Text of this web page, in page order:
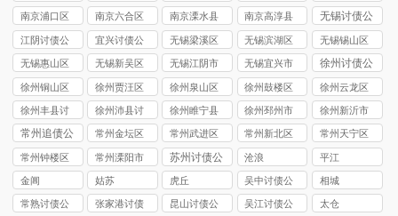
讨债公司
讨债公司
讨债公司
讨债公司
讨债公司
南京浦口区
讨债公司
南京六合区
讨债公司
南京溧水县
讨债公司
南京高淳县
讨债公司
无锡讨债公
司
江阴讨债公
司
宜兴讨债公
司
无锡梁溪区
讨债公司
无锡滨湖区
讨债公司
无锡锡山区
讨债公司
无锡惠山区
讨债公司
无锡新吴区
讨债公司
无锡江阴市
讨债公司
无锡宜兴市
讨债公司
徐州讨债公
司
徐州铜山区
讨债公司
徐州贾汪区
讨债公司
徐州泉山区
讨债公司
徐州鼓楼区
讨债公司
徐州云龙区
讨债公司
徐州丰县讨
债公司
徐州沛县讨
债公司
徐州睢宁县
讨债公司
徐州‌邳州市
讨债公司
徐州新沂市
讨债公司
常州追债公
司
常州金坛区
讨债公司
常州武进区
讨债公司
常州新北区
讨债公司
常州天宁区
讨债公司
常州钟楼区
讨债公司
常州溧阳市
讨债公司
苏州讨债公
司
沧浪 平江
金阊 姑苏 虎丘
吴中讨债公
司
相城
常熟讨债公
张家港讨债
昆山讨债公
吴江讨债公
太仓